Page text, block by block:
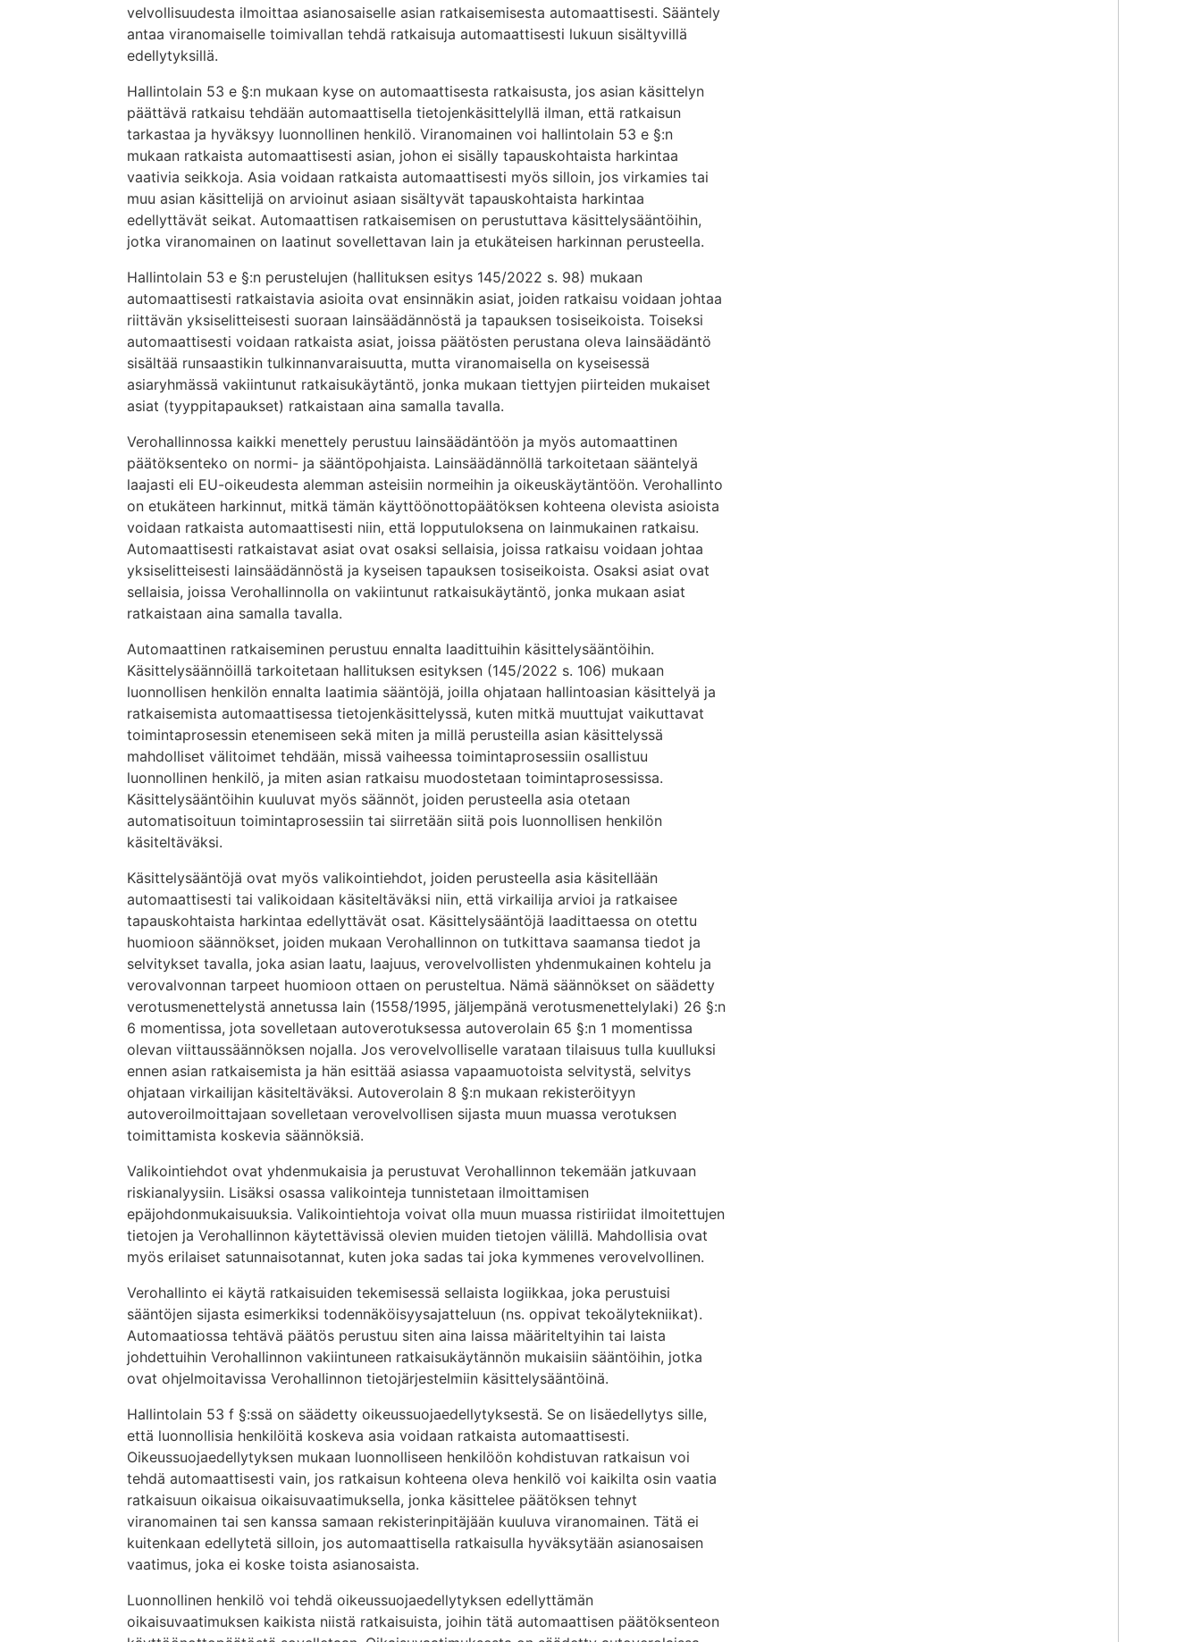
velvollisuudesta ilmoittaa asianosaiselle asian ratkaisemisesta automaattisesti. Sääntely
antaa viranomaiselle toimivallan tehdä ratkaisuja automaattisesti lukuun sisältyvillä
edellytyksillä.
Hallintolain 53 e §:n mukaan kyse on automaattisesta ratkaisusta, jos asian käsittelyn
päättävä ratkaisu tehdään automaattisella tietojenkäsittelyllä ilman, että ratkaisun
tarkastaa ja hyväksyy luonnollinen henkilö. Viranomainen voi hallintolain 53 e §:n
mukaan ratkaista automaattisesti asian, johon ei sisälly tapauskohtaista harkintaa
vaativia seikkoja. Asia voidaan ratkaista automaattisesti myös silloin, jos virkamies tai
muu asian käsittelijä on arvioinut asiaan sisältyvät tapauskohtaista harkintaa
edellyttävät seikat. Automaattisen ratkaisemisen on perustuttava käsittelysääntöihin,
jotka viranomainen on laatinut sovellettavan lain ja etukäteisen harkinnan perusteella.
Hallintolain 53 e §:n perustelujen (hallituksen esitys 145/2022 s. 98) mukaan
automaattisesti ratkaistavia asioita ovat ensinnäkin asiat, joiden ratkaisu voidaan johtaa
riittävän yksiselitteisesti suoraan lainsäädännöstä ja tapauksen tosiseikoista. Toiseksi
automaattisesti voidaan ratkaista asiat, joissa päätösten perustana oleva lainsäädäntö
sisältää runsaastikin tulkinnanvaraisuutta, mutta viranomaisella on kyseisessä
asiaryhmässä vakiintunut ratkaisukäytäntö, jonka mukaan tiettyjen piirteiden mukaiset
asiat (tyyppitapaukset) ratkaistaan aina samalla tavalla.
Verohallinnossa kaikki menettely perustuu lainsäädäntöön ja myös automaattinen
päätöksenteko on normi- ja sääntöpohjaista. Lainsäädännöllä tarkoitetaan sääntelyä
laajasti eli EU-oikeudesta alemman asteisiin normeihin ja oikeuskäytäntöön. Verohallinto
on etukäteen harkinnut, mitkä tämän käyttöönottopäätöksen kohteena olevista asioista
voidaan ratkaista automaattisesti niin, että lopputuloksena on lainmukainen ratkaisu.
Automaattisesti ratkaistavat asiat ovat osaksi sellaisia, joissa ratkaisu voidaan johtaa
yksiselitteisesti lainsäädännöstä ja kyseisen tapauksen tosiseikoista. Osaksi asiat ovat
sellaisia, joissa Verohallinnolla on vakiintunut ratkaisukäytäntö, jonka mukaan asiat
ratkaistaan aina samalla tavalla.
Automaattinen ratkaiseminen perustuu ennalta laadittuihin käsittelysääntöihin.
Käsittelysäännöillä tarkoitetaan hallituksen esityksen (145/2022 s. 106) mukaan
luonnollisen henkilön ennalta laatimia sääntöjä, joilla ohjataan hallintoasian käsittelyä ja
ratkaisemista automaattisessa tietojenkäsittelyssä, kuten mitkä muuttujat vaikuttavat
toimintaprosessin etenemiseen sekä miten ja millä perusteilla asian käsittelyssä
mahdolliset välitoimet tehdään, missä vaiheessa toimintaprosessiin osallistuu
luonnollinen henkilö, ja miten asian ratkaisu muodostetaan toimintaprosessissa.
Käsittelysääntöihin kuuluvat myös säännöt, joiden perusteella asia otetaan
automatisoituun toimintaprosessiin tai siirretään siitä pois luonnollisen henkilön
käsiteltäväksi.
Käsittelysääntöjä ovat myös valikointiehdot, joiden perusteella asia käsitellään
automaattisesti tai valikoidaan käsiteltäväksi niin, että virkailija arvioi ja ratkaisee
tapauskohtaista harkintaa edellyttävät osat. Käsittelysääntöjä laadittaessa on otettu
huomioon säännökset, joiden mukaan Verohallinnon on tutkittava saamansa tiedot ja
selvitykset tavalla, joka asian laatu, laajuus, verovelvollisten yhdenmukainen kohtelu ja
verovalvonnan tarpeet huomioon ottaen on perusteltua. Nämä säännökset on säädetty
verotusmenettelystä annetussa lain (1558/1995, jäljempänä verotusmenettelylaki) 26 §:n
6 momentissa, jota sovelletaan autoverotuksessa autoverolain 65 §:n 1 momentissa
olevan viittaussäännöksen nojalla. Jos verovelvolliselle varataan tilaisuus tulla kuulluksi
ennen asian ratkaisemista ja hän esittää asiassa vapaamuotoista selvitystä, selvitys
ohjataan virkailijan käsiteltäväksi. Autoverolain 8 §:n mukaan rekisteröityyn
autoveroilmoittajaan sovelletaan verovelvollisen sijasta muun muassa verotuksen
toimittamista koskevia säännöksiä.
Valikointiehdot ovat yhdenmukaisia ja perustuvat Verohallinnon tekemään jatkuvaan
riskianalyysiin. Lisäksi osassa valikointeja tunnistetaan ilmoittamisen
epäjohdonmukaisuuksia. Valikointiehtoja voivat olla muun muassa ristiriidat ilmoitettujen
tietojen ja Verohallinnon käytettävissä olevien muiden tietojen välillä. Mahdollisia ovat
myös erilaiset satunnaisotannat, kuten joka sadas tai joka kymmenes verovelvollinen.
Verohallinto ei käytä ratkaisuiden tekemisessä sellaista logiikkaa, joka perustuisi
sääntöjen sijasta esimerkiksi todennäköisyysajatteluun (ns. oppivat tekoälytekniikat).
Automaatiossa tehtävä päätös perustuu siten aina laissa määriteltyihin tai laista
johdettuihin Verohallinnon vakiintuneen ratkaisukäytännön mukaisiin sääntöihin, jotka
ovat ohjelmoitavissa Verohallinnon tietojärjestelmiin käsittelysääntöinä.
Hallintolain 53 f §:ssä on säädetty oikeussuojaedellytyksestä. Se on lisäedellytys sille,
että luonnollisia henkilöitä koskeva asia voidaan ratkaista automaattisesti.
Oikeussuojaedellytyksen mukaan luonnolliseen henkilöön kohdistuvan ratkaisun voi
tehdä automaattisesti vain, jos ratkaisun kohteena oleva henkilö voi kaikilta osin vaatia
ratkaisuun oikaisua oikaisuvaatimuksella, jonka käsittelee päätöksen tehnyt
viranomainen tai sen kanssa samaan rekisterinpitäjään kuuluva viranomainen. Tätä ei
kuitenkaan edellytetä silloin, jos automaattisella ratkaisulla hyväksytään asianosaisen
vaatimus, joka ei koske toista asianosaista.
Luonnollinen henkilö voi tehdä oikeussuojaedellytyksen edellyttämän
oikaisuvaatimuksen kaikista niistä ratkaisuista, joihin tätä automaattisen päätöksenteon